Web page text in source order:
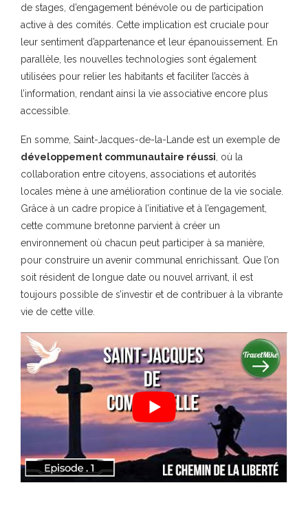
de stages, d’engagement bénévole ou de participation
active à des comités. Cette implication est cruciale pour
leur sentiment d’appartenance et leur épanouissement. En
parallèle, les nouvelles technologies sont également
utilisées pour relier les habitants et faciliter l’accès à
l’information, rendant ainsi la vie associative encore plus
accessible.
En somme, Saint-Jacques-de-la-Lande est un exemple de
développement communautaire réussi , où la
collaboration entre citoyens, associations et autorités
locales mène à une amélioration continue de la vie sociale.
Grâce à un cadre propice à l’initiative et à l’engagement,
cette commune bretonne parvient à créer un
environnement où chacun peut participer à sa manière,
pour construire un avenir communal enrichissant. Que l’on
soit résident de longue date ou nouvel arrivant, il est
toujours possible de s’investir et de contribuer à la vibrante
vie de cette ville.